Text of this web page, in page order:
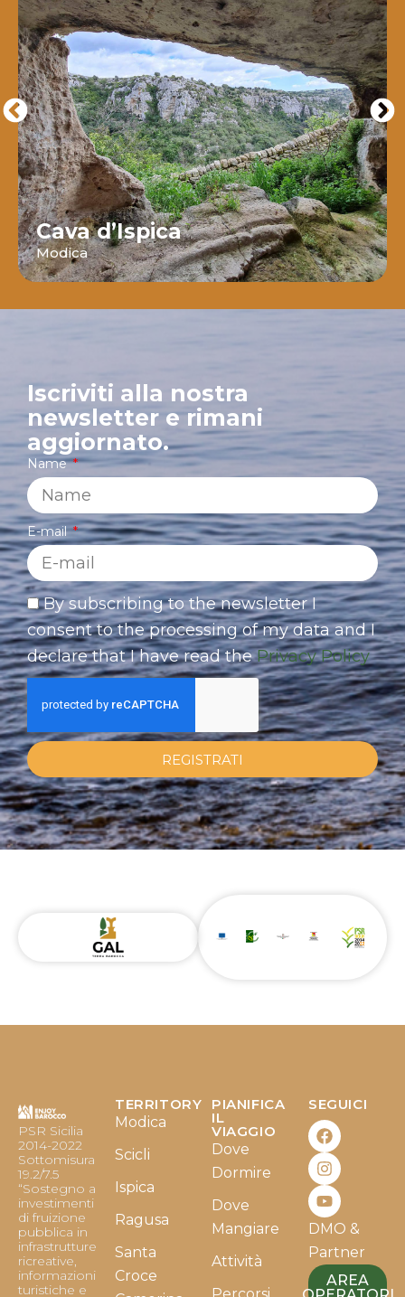
Cava d’Ispica
Modica
Iscriviti alla nostra
newsletter e rimani
aggiornato.
Name
E-mail
By subscribing to the newsletter I
consent to the processing of my data and I
declare that I have read thePrivacy Policy
REGISTRATI
PSR Sicilia
2014-2022
Sottomisura
19.2/7.5
“Sostegno a
investimenti
di fruizione
pubblica in
infrastrutture
ricreative,
informazioni
turistiche e
TERRITORY
Modica
Scicli
Ispica
Ragusa
Santa
Croce
PIANIFICA
IL
VIAGGIO
Dove
Dormire
Dove
Mangiare
Attività
SEGUICI
F
a
c
e
b
o
o
k
I
n
s
t
a
g
r
a
m
Y
o
u
t
u
b
e
DMO &
Partner
AREA